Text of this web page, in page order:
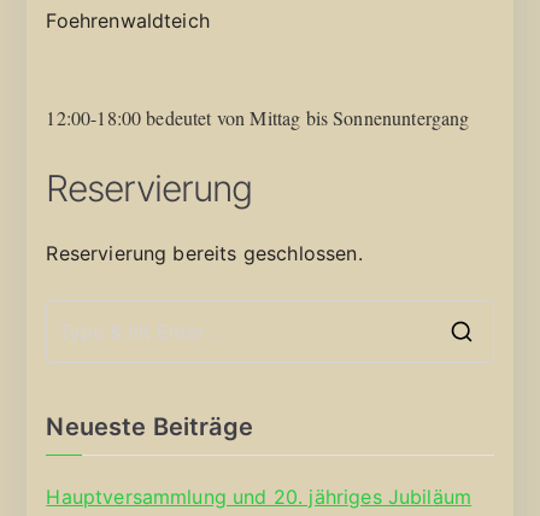
Foehrenwaldteich
12:00-18:00 bedeutet von Mittag bis Sonnenuntergang
Reservierung
Reservierung bereits geschlossen.
Neueste Beiträge
Hauptversammlung und 20. jähriges Jubiläum